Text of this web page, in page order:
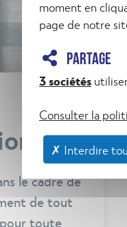
le cadre de
de tout
toute
PARTAGE
3 sociétés
Consulter la
✗ Interdire